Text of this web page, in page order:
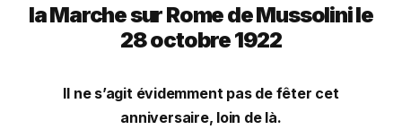
la Marche sur Rome de Mussolini le
28 octobre 1922
Il ne s’agit évidemment pas de fêter cet
anniversaire, loin de là.